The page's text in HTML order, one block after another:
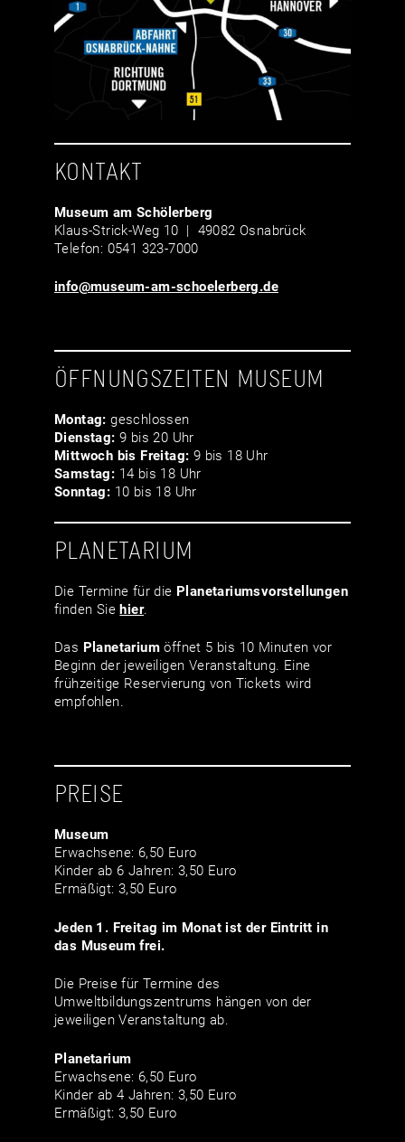
KONTAKT
Museum am Schölerberg
Klaus-Strick-Weg 10 | 49082 Osnabrück
Telefon: 0541 323-7000
info@museum-am-schoelerberg.de
ÖFFNUNGSZEITEN MUSEUM
Montag: geschlossen
Dienstag: 9 bis 20 Uhr
Mittwoch bis Freitag: 9 bis 18 Uhr
Samstag: 14 bis 18 Uhr
Sonntag: 10 bis 18 Uhr
PLANETARIUM
Die Termine für die Planetariumsvor­stellungen
finden Siehier.
Das Planetarium öffnet 5 bis 10 Minuten vor
Beginn der jeweiligen Veranstaltung. Eine
frühzeitige Reservierung von Tickets wird
empfohlen.
PREISE
Museum
Erwachsene: 6,50 Euro
Kinder ab 6 Jahren: 3,50 Euro
Ermäßigt: 3,50 Euro
Jeden 1. Freitag im Monat ist der Eintritt in
das Museum frei.
Die Preise für Termine des
Umweltbildungszentrums hängen von der
jeweiligen Veranstaltung ab.
Planetarium
Erwachsene: 6,50 Euro
Kinder ab 4 Jahren: 3,50 Euro
Ermäßigt: 3,50 Euro